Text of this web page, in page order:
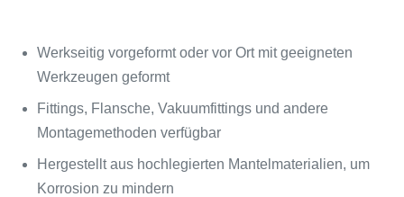
Werkseitig vorgeformt oder vor Ort mit geeigneten
Werkzeugen geformt
Fittings, Flansche, Vakuumfittings und andere
Montagemethoden verfügbar
Hergestellt aus hochlegierten Mantelmaterialien, um
Korrosion zu mindern